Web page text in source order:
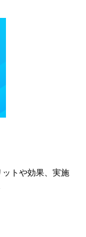
トや効果、実施